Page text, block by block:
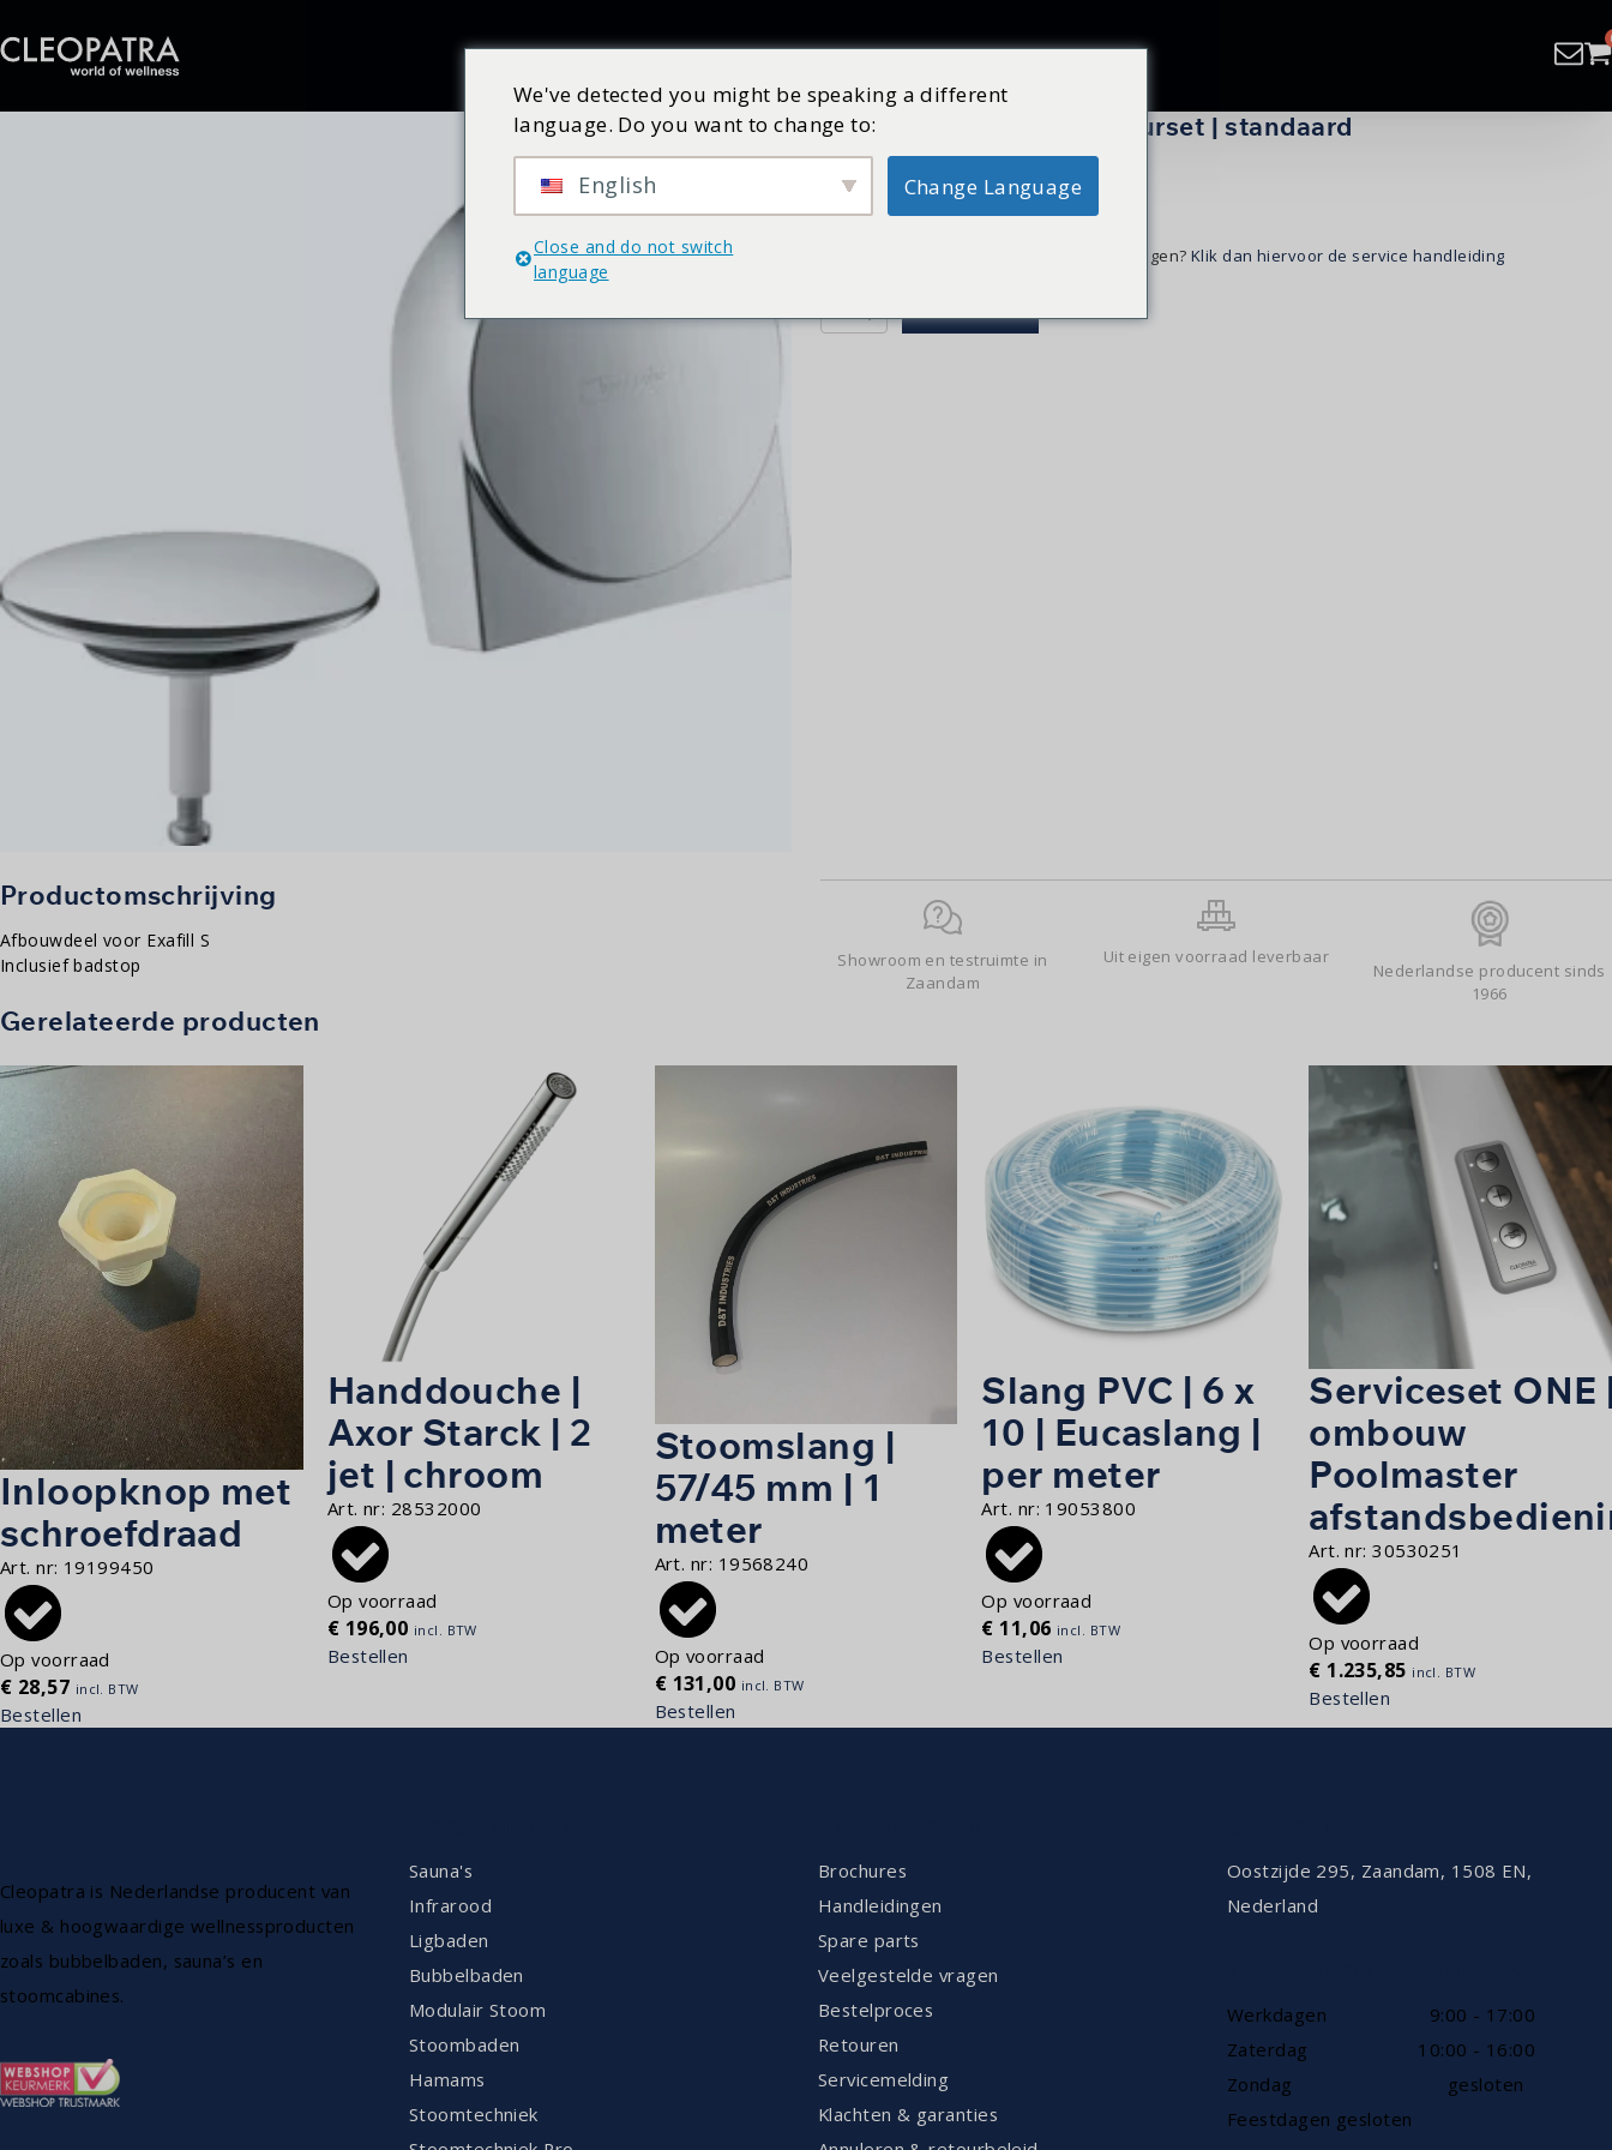
ProductenInspiratieCatalogusServiceShop
Exafill S | Hansgrohe | kleurset | standaard
Art nr:58117000 Op voorraad
€125,64 incl. BTW
Wilt u weten hoe u dit product kunt vervangen? Klik dan hiervoor de service handleiding
S
Productomschrijving
Afbouwdeel voor Exafill S
Inclusief badstop
Showroom en testruimte in
Zaandam
Uit eigen voorraad leverbaar
Nederlandse producent sinds
1966
Gerelateerde producten
Inloopknop met
schroefdraad
Art. nr: 19199450
Op voorraad
€ 28,57 incl. BTW
Bestellen
Handdouche |
Axor Starck | 2
jet | chroom
Art. nr: 28532000
Op voorraad
€ 196,00 incl. BTW
Bestellen
Stoomslang |
57/45 mm | 1
meter
Art. nr: 19568240
Op voorraad
€ 131,00 incl. BTW
Bestellen
Slang PVC | 6 x
10 | Eucaslang |
per meter
Art. nr: 19053800
Op voorraad
€ 11,06 incl. BTW
Bestellen
Serviceset ONE
ombouw
Poolmaster
Art. nr:30530251
Op voorraad
€ 1.235,85 incl. BTW
Bestellen
Cleopatra is Nederlandse producent van
luxe & hoogwaardige wellnessproducten
zoals bubbelbaden, sauna’s en
stoomcabines.
Sauna's
Infrarood
Ligbaden
Bubbelbaden
Modulair Stoom
Stoombaden
Hamams
Stoomtechniek
Brochures
Handleidingen
Spare parts
Veelgestelde vragen
Bestelproces
Retouren
Servicemelding
Klachten & garanties
Oostzijde 295, Zaandam, 1508 EN,
Nederland
Werkdagen
9:00 - 17:00
Zaterdag
10:00 - 16:00
Zondag
gesloten
Feestdagen gesloten
We've detected you might be speaking a different
language. Do you want to change to:
English Change Language
Close and do not switch
language